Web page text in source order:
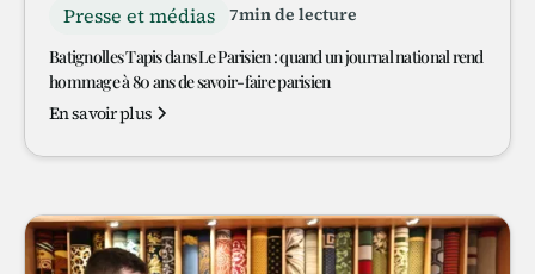
Presse et médias 7min de lecture
Batignolles Tapis dans Le Parisien : quand un journal national rend
hommage à 80 ans de savoir-faire parisien
En savoir plus